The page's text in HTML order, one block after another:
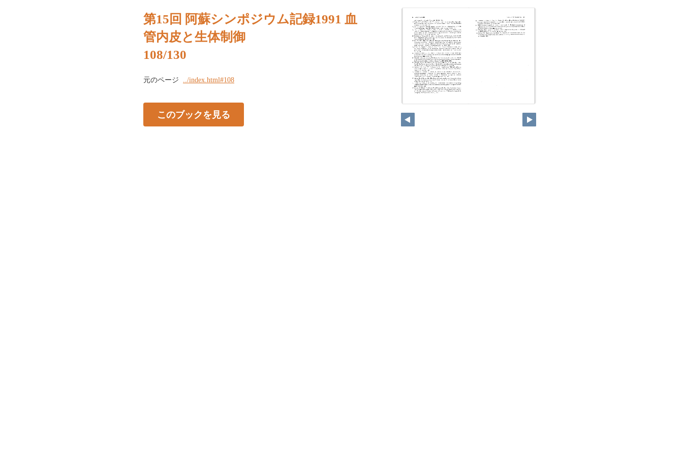
第15回 阿蘇シンポジウム記録1991 血
管内皮と生体制御
108/130
元のページ ../index.html#108
このブックを見る